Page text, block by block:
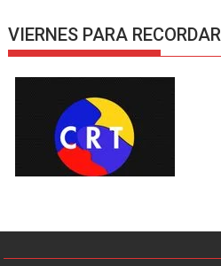
VIERNES PARA RECORDAR